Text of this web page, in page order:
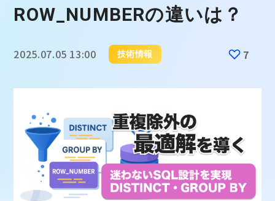
ROW_NUMBERの違いは？
2025.07.05 13:00 技術情報 7